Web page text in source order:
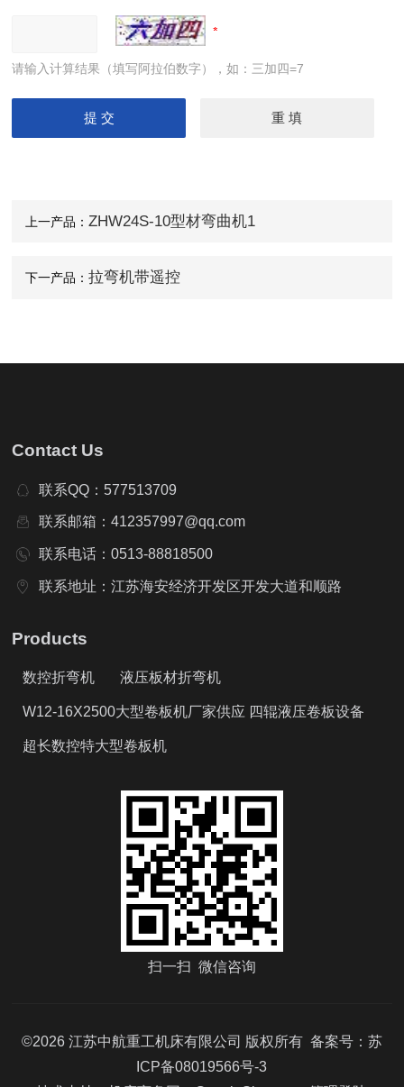
请输入计算结果（填写阿拉伯数字），如：三加四=7
上一产品： ZHW24S-10型材弯曲机1
下一产品： 拉弯机带遥控
Contact Us
联系QQ：577513709
联系邮箱：412357997@qq.com
联系电话：0513-88818500
联系地址：江苏海安经济开发区开发大道和顺路
Products
数控折弯机 液压板材折弯机
W12-16X2500大型卷板机厂家供应 四辊液压卷板设备
超长数控特大型卷板机
扫一扫 微信咨询
©2026 江苏中航重工机床有限公司 版权所有 备案号： 苏
ICP备08019566号-3